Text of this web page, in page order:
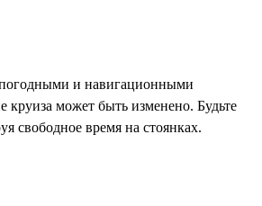
и навигационными
круиза может быть изменено. Будьте
свободное время на стоянках.